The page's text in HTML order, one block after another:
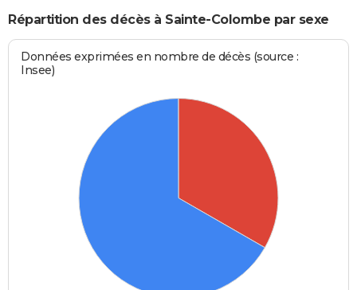
Répartition des décès à Sainte-Colombe par sexe
Données exprimées en nombre de décès (source :
Insee)